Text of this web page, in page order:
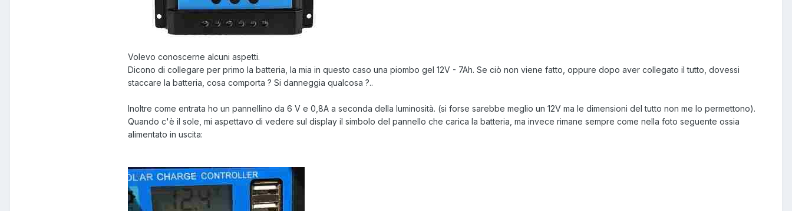
Volevo conoscerne alcuni aspetti.
Dicono di collegare per primo la batteria, la mia in questo caso una piombo gel 12V - 7Ah. Se ciò non viene fatto, oppure dopo aver collegato il tutto, dovessi
staccare la batteria, cosa comporta ? Si danneggia qualcosa ?..
Inoltre come entrata ho un pannellino da 6 V e 0,8A a seconda della luminosità. (si forse sarebbe meglio un 12V ma le dimensioni del tutto non me lo permettono).
Quando c'è il sole, mi aspettavo di vedere sul display il simbolo del pannello che carica la batteria, ma invece rimane sempre come nella foto seguente ossia
alimentato in uscita: